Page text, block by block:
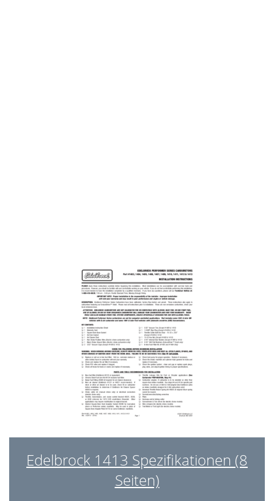
Edelbrock 1413 Spezifikationen (8
Seiten)